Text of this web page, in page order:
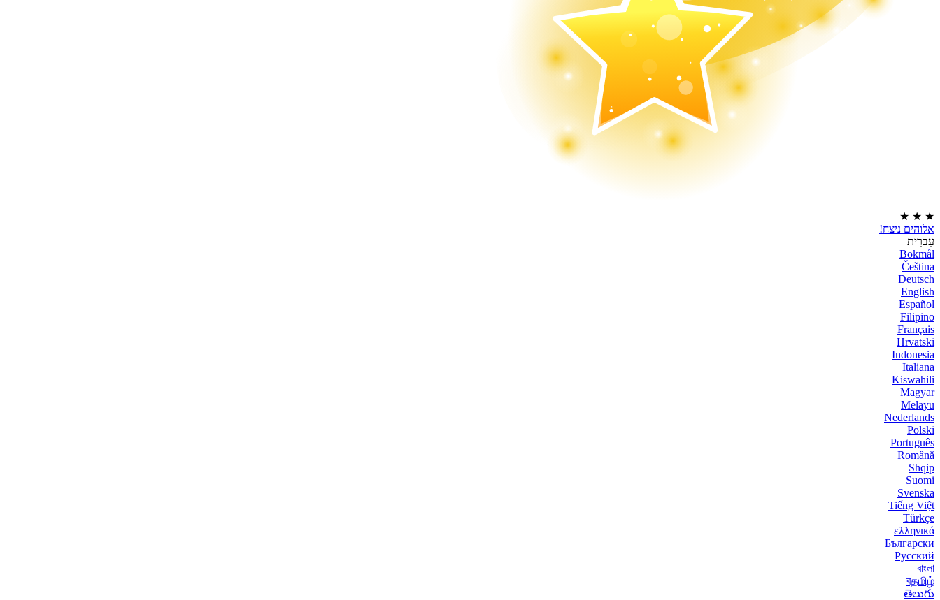
★
★
★
אלוהים ניצח!
עִברִית
Bokmål
Čeština
Deutsch
English
Español
Filipino
Français
Hrvatski
Indonesia
Italiana
Kiswahili
Magyar
Melayu
Nederlands
Polski
Português
Română
Shqip
Suomi
Svenska
Tiếng Việt
Türkçe
ελληνικά
Български
Русский
বাংলা
বதமிழ்
తెలుగు